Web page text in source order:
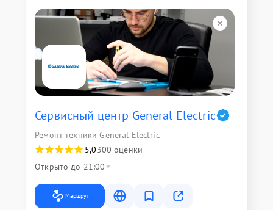
Сервисный центр General Electric
Ремонт техники General Electric
5,0300 оценки
Открыто до 21:00
Маршрут